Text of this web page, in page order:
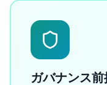
ガバナンス